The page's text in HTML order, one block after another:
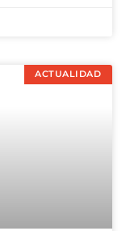
ACTUALIDAD